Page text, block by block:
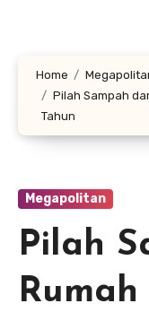
Home
Pilah Sampah
Tahun
Megapolitan
Pilah